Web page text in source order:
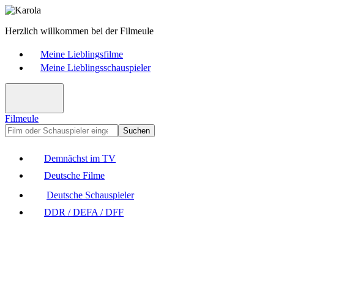
Herzlich willkommen bei der Filmeule
Meine Lieblingsfilme
Meine Lieblingsschauspieler
Filmeule
Suchen
Demnächst im TV
Deutsche Filme
Deutsche Schauspieler
DDR / DEFA / DFF